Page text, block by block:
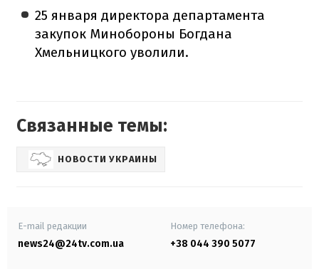
25 января директора департамента
закупок Минобороны Богдана
Хмельницкого уволили.
Связанные темы:
НОВОСТИ УКРАИНЫ
E-mail редакции
news24@24tv.com.ua
Номер телефона:
+38 044 390 5077